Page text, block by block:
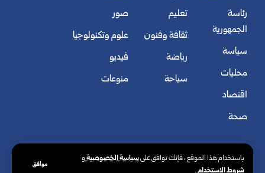
باستخدام هذا الموقع ، فإنك توافق علىسياسة الخصوصيةو
شروط الاستخدام.
موافق
رئاسة
الجمهورية
سياسة
محليات
اقتصاد
صحة
تعليم
ثقافة وفنون
رياضة
سياحة
صور
علوم وتكنولوجيا
فيديو
منوعات